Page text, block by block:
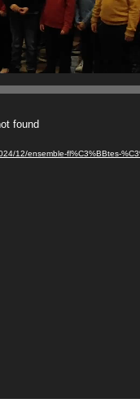
found
12/ensemble-fl%C3%BBtes-